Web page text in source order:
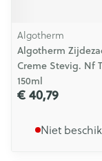
Algotherm
Algotherm
Creme Stevig. Nf
150ml
€ 40,79
Niet